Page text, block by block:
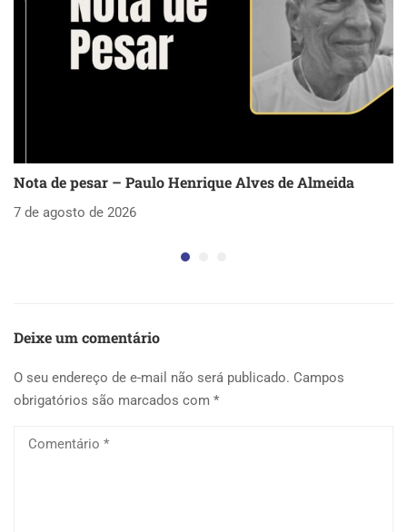
Nota de pesar – Paulo Henrique Alves de Almeida
7 de agosto de 2026
Deixe um comentário
O seu endereço de e-mail não será publicado. Campos
obrigatórios são marcados com *